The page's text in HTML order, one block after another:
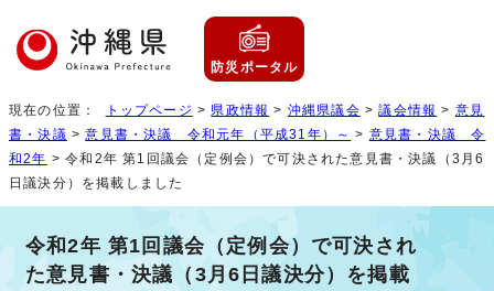
防災ポータル
現在の位置： トップページ > 県政情報 > 沖縄県議会 >議会情報 > 意見
書・決議 >意見書・決議 令和元年（平成31年）～ > 意見書・決議 令
和2年 > 令和2年 第1回議会（定例会）で可決された意見書・決議（3月6
日議決分）を掲載しました
令和2年 第1回議会（定例会）で可決され
た意見書・決議（3月6日議決分）を掲載